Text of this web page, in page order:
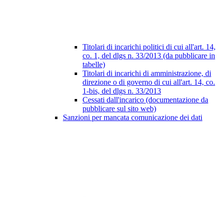
Titolari di incarichi politici di cui all'art. 14,
co. 1, del dlgs n. 33/2013 (da pubblicare in
tabelle)
Titolari di incarichi di amministrazione, di
direzione o di governo di cui all'art. 14, co.
1-bis, del dlgs n. 33/2013
Cessati dall'incarico (documentazione da
pubblicare sul sito web)
Sanzioni per mancata comunicazione dei dati